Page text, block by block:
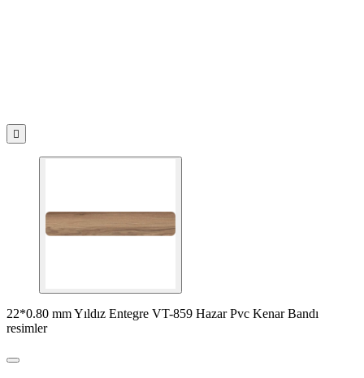

22*0.80 mm Yıldız Entegre VT-859 Hazar Pvc Kenar Bandı
resimler